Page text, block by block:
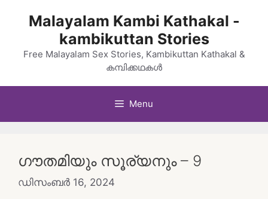
Malayalam Kambi Kathakal -
kambikuttan Stories
Free Malayalam Sex Stories, Kambikuttan Kathakal &
കമ്പിക്കഥകൾ
Menu
ഗൗതമിയും സൂര്യനും – 9
ഡിസംബർ 16, 2024